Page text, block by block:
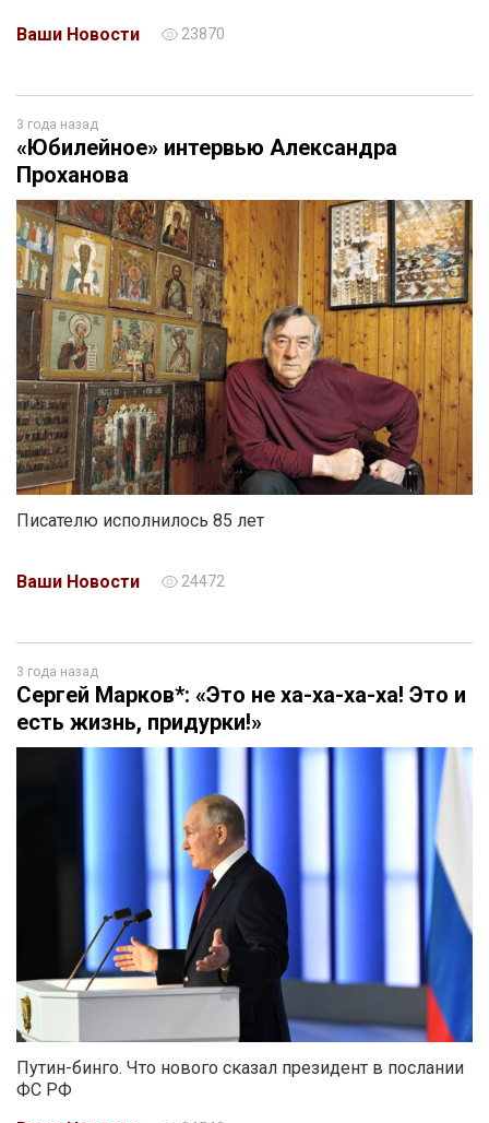
Ваши Новости 23870
3 года назад
«Юбилейное» интервью Александра
Проханова
Писателю исполнилось 85 лет
Ваши Новости 24472
3 года назад
Сергей Марков*: «Это не ха-ха-ха-ха! Это и
есть жизнь, придурки!»
Путин-бинго. Что нового сказал президент в послании
ФС РФ